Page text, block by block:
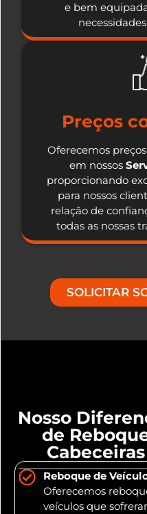
e bem
Preços
Oferecemos
em nossos
proporcionando
para nossos
relação de
todas as nossas
SOLICITAR
Nosso
de
Reboque de
Oferecemos
veículos que